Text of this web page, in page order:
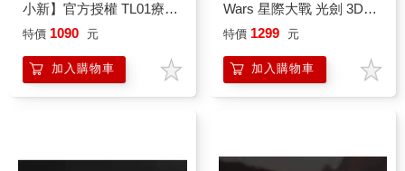
小新】官方授權 TL01療癒
LED拍拍燈-小白裝
特價 1090 元
加入購物車
Wars 星際大戰 光劍 3D造
型小夜燈
特價 1299 元
加入購物車